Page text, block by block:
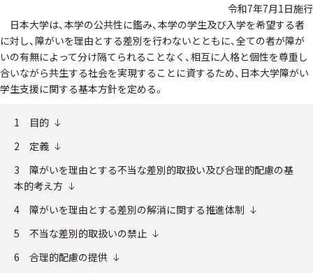
令和7年7月1日施行
日本大学は、本学の公共性に鑑み、本学の学生及び入学を希望する者
に対し、障がいを理由とする差別を行わないとともに、全ての者が障が
いの有無によって分け隔てられることなく、相互に人格と個性を尊重し
合いながら共生する社会を実現することに資するため、日本大学障がい
学生支援に関する基本方針を定める。
1 目的
2 定義
3 障がいを理由とする不当な差別的取扱い及び合理的配慮の基
本的考え方
4 障がいを理由とする差別の解消に関する推進体制
5 不当な差別的取扱いの禁止
6 合理的配慮の提供